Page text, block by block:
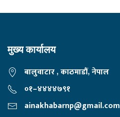
मुख्य कार्यालय
बालुवाटार , काठमाडौं, नेपाल
०१–४४४४७९१
ainakhabarnp@gmail.com